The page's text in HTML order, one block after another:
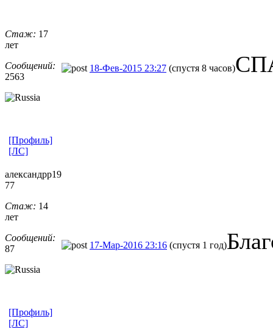
Стаж: 17
лет
Сообщений:
2563
18-Фев-2015 23:27 (спустя 8 часов)
[Профиль]
[ЛС]
александрр19
77
Стаж: 14
лет
Сообщений:
87
17-Мар-2016 23:16 (спустя 1 год)
[Профиль]
[ЛС]